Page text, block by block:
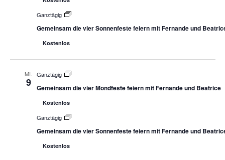
Ganztägig
Gemeinsam die vier Sonnenfeste feiern mit Fernande und
Kostenlos
MI.
9
Ganztägig
Gemeinsam die vier Mondfeste feiern mit Fernande und Beatrice
Kostenlos
Ganztägig
Gemeinsam die vier Sonnenfeste feiern mit Fernande und
Kostenlos